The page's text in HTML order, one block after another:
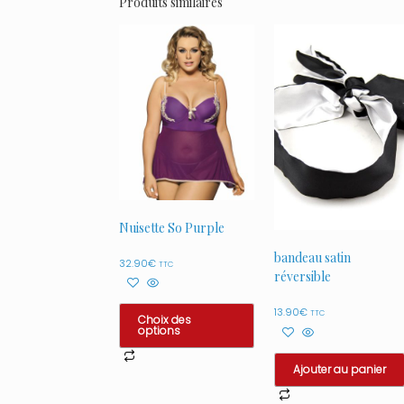
Nuisette So Purple
32.90€ TTC
Choix des
options
bandeau satin
réversible
13.90€ TTC
Ajouter au panier